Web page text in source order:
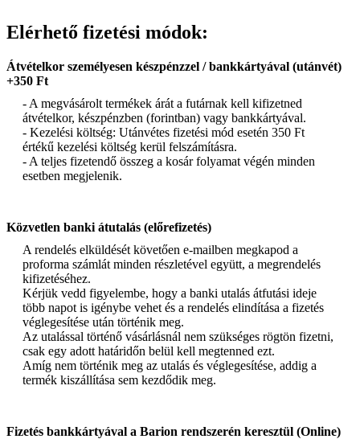
Elérhető fizetési módok:
Átvételkor személyesen készpénzzel / bankkártyával (utánvét)
+350 Ft
- A megvásárolt termékek árát a futárnak kell kifizetned
átvételkor, készpénzben (forintban) vagy bankkártyával.
- Kezelési költség: Utánvétes fizetési mód esetén 350 Ft
értékű kezelési költség kerül felszámításra.
- A teljes fizetendő összeg a kosár folyamat végén minden
esetben megjelenik.
Közvetlen banki átutalás (előrefizetés)
A rendelés elküldését követően e-mailben megkapod a
proforma számlát minden részletével együtt, a megrendelés
kifizetéséhez.
Kérjük vedd figyelembe, hogy a banki utalás átfutási ideje
több napot is igénybe vehet és a rendelés elindítása a fizetés
véglegesítése után történik meg.
Az utalással történő vásárlásnál nem szükséges rögtön fizetni,
csak egy adott határidőn belül kell megtenned ezt.
Amíg nem történik meg az utalás és véglegesítése, addig a
termék kiszállítása sem kezdődik meg.
Fizetés bankkártyával a Barion rendszerén keresztül (Online)